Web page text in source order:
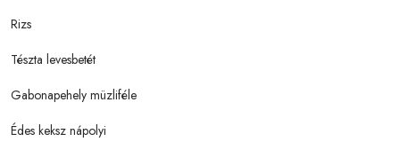
Rizs
Tészta levesbetét
Gabonapehely müzliféle
Édes keksz nápolyi